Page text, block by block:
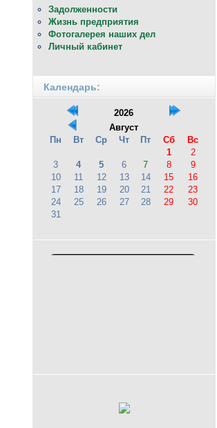
Задолженности
Жизнь предприятия
Фотогалерея наших дел
Личный кабинет
Календарь:
2026
Август
Пн
Вт Ср Чт Пт Сб
Вс
1
2
3
4 5 6 7 8
9
10
11 12 13 14 15
16
17
18 19 20 21 22
23
24
25 26 27 28 29
30
31